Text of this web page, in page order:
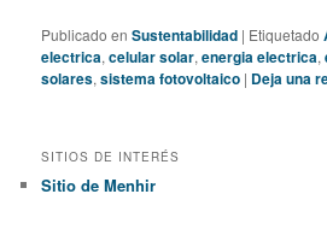
Publicado en Sustentabilidad | Etiquetado
electrica,celular solar,energia electrica,
solares,sistema fotovoltaico | Deja una
SITIOS DE INTERÉS
Sitio de Menhir